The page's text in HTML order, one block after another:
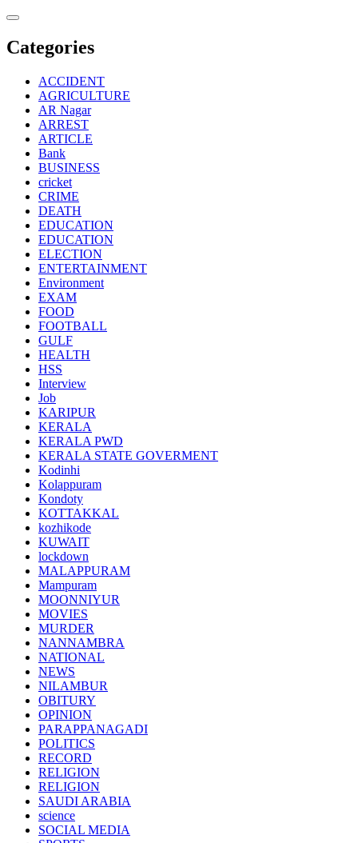
Skip
content
Categories
ACCIDENT
AGRICULTURE
AR Nagar
ARREST
ARTICLE
Bank
BUSINESS
cricket
CRIME
DEATH
EDUCATION
EDUCATION
ELECTION
ENTERTAINMENT
Environment
EXAM
FOOD
FOOTBALL
GULF
HEALTH
HSS
Interview
Job
KARIPUR
KERALA
KERALA PWD
KERALA STATE GOVERMENT
Kodinhi
Kolappuram
Kondoty
KOTTAKKAL
kozhikode
KUWAIT
lockdown
MALAPPURAM
Mampuram
MOONNIYUR
MOVIES
MURDER
NANNAMBRA
NATIONAL
NEWS
NILAMBUR
OBITURY
OPINION
PARAPPANAGADI
POLITICS
RECORD
RELIGION
RELIGION
SAUDI ARABIA
science
SOCIAL MEDIA